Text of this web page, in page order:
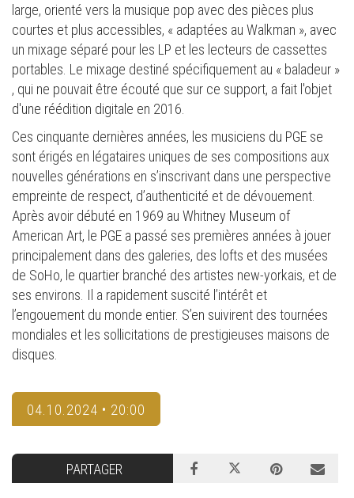
large, orienté vers la musique pop avec des pièces plus
courtes et plus accessibles, « adaptées au Walkman », avec
un mixage séparé pour les LP et les lecteurs de cassettes
portables. Le mixage destiné spécifiquement au « baladeur »
, qui ne pouvait être écouté que sur ce support, a fait l'objet
d'une réédition digitale en 2016.
Ces cinquante dernières années, les musiciens du PGE se
sont érigés en légataires uniques de ses compositions aux
nouvelles générations en s’inscrivant dans une perspective
empreinte de respect, d’authenticité et de dévouement.
Après avoir débuté en 1969 au Whitney Museum of
American Art, le PGE a passé ses premières années à jouer
principalement dans des galeries, des lofts et des musées
de SoHo, le quartier branché des artistes new-yorkais, et de
ses environs. Il a rapidement suscité l’intérêt et
l’engouement du monde entier. S’en suivirent des tournées
mondiales et les sollicitations de prestigieuses maisons de
disques.
04.10.2024 • 20:00
PARTAGER